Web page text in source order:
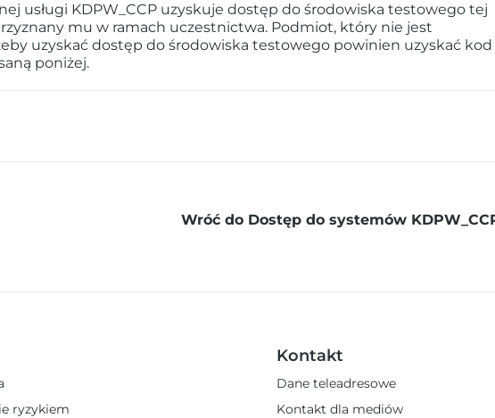
usługi KDPW_CCP uzyskuje dostęp do środowiska testowego tej
mu w ramach uczestnictwa. Podmiot, który nie jest
uzyskać dostęp do środowiska testowego powinien uzyskać kod
poniżej.
Wróć do Dostęp do systemów
ryzykiem
Kontakt
Dane teleadresowe
Kontakt dla mediów